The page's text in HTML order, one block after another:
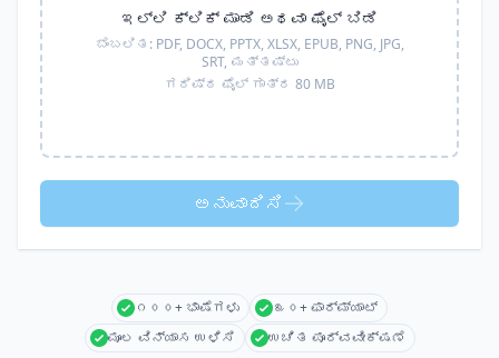
ಇಲ್ಲಿ ಕ್ಲಿಕ್ ಮಾಡಿ ಅಥವಾ ಫೈಲ್ ಬಿಡಿ
ಬೆಂಬಲಿತ: PDF, DOCX, PPTX, XLSX, EPUB, PNG, JPG,
SRT, ಮತ್ತಷ್ಟು
ಗರಿಷ್ಠ ಫೈಲ್ ಗಾತ್ರ 80 MB
ಅನುವಾದಿಸಿ
೧೦೦+ ಭಾಷೆಗಳು
೩೦+ ಫಾರ್ಮ್ಯಾಟ್
ಮೂಲ ವಿನ್ಯಾಸ ಉಳಿಸಿ
ಉಚಿತ ಪೂರ್ವವೀಕ್ಷಣೆ